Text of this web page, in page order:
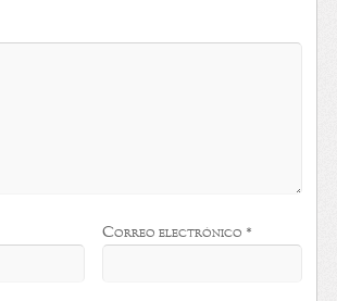
Correo electrónico *